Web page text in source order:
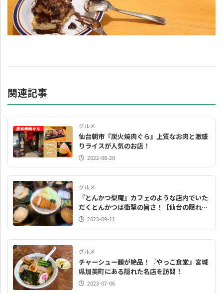
関連記事
グルメ
仙台朝市『炭火焼肉ぐら』上質なお肉と激盛
りライスが人気のお店！
2022-08-20
グルメ
『とんかつ梨庵』カフェのような店内でいた
だくとんかつは衝撃の旨さ！【仙台の隠れた
名店】
2023-09-11
グルメ
チャーシュー麺が絶品！『やっこ食堂』宮城
県加美町にある隠れた名店を訪問！
2023-07-06